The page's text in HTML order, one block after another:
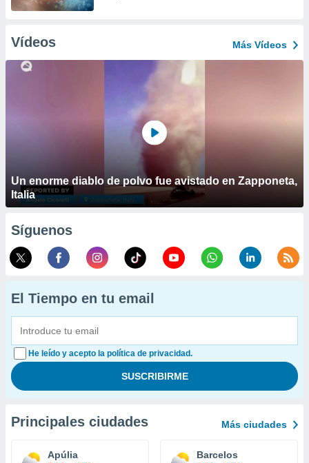
Vídeos Más Vídeos
Un enorme diablo de polvo fue avistado en Zapponeta,
Italia
Síguenos
El Tiempo en tu email
He leído y acepto la política de privacidad.
Principales ciudades Más ciudades
Apúlia Barcelos